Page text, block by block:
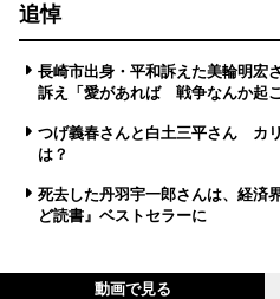
追悼
長崎市出身・平和訴えた美輪明
訴え「愛があれば 戦争なんか起こ
つげ義春さんと白土三平さん カ
は？
死去した丹羽宇一郎さんは、経
ど読書』ベストセラーに
動画で見る